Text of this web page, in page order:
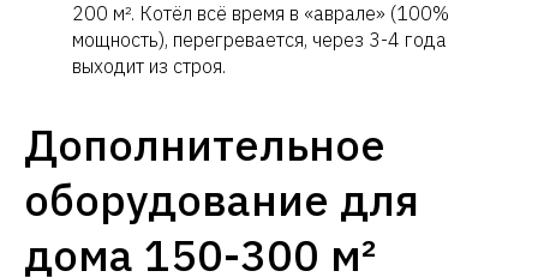
200 м². Котёл всё время в «аврале» (100%
мощность), перегревается, через 3-4 года
выходит из строя.
Дополнительное
оборудование для
дома 150-300 м²